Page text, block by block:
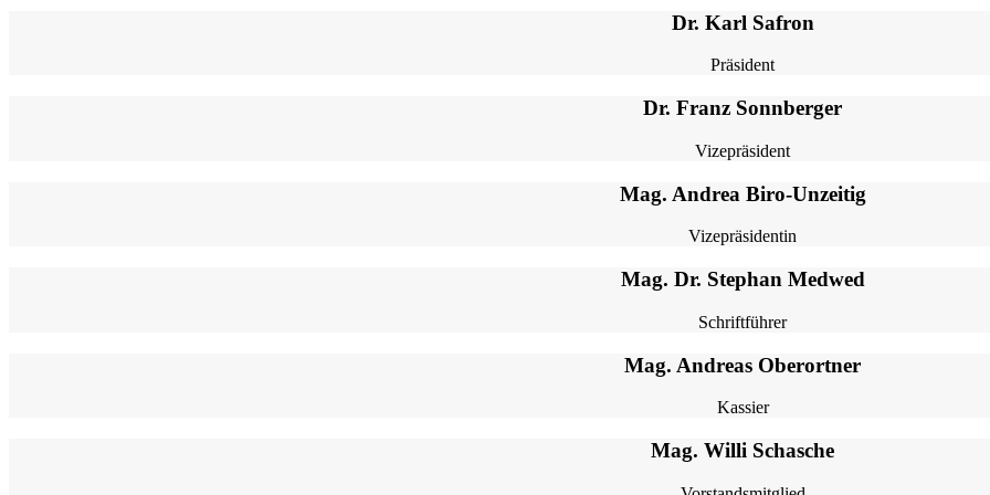
Dr. Karl Safron
Präsident
Dr. Franz Sonnberger
Vizepräsident
Mag. Andrea Biro-Unzeitig
Vizepräsidentin
Mag. Dr. Stephan Medwed
Schriftführer
Mag. Andreas Oberortner
Kassier
Mag. Willi Schasche